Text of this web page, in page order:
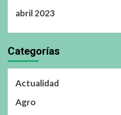
abril 2023
Categorías
Actualidad
Agro